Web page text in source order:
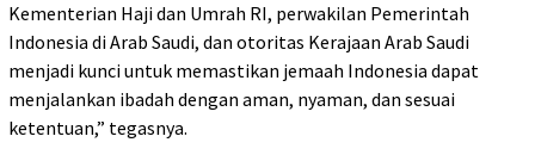
Kementerian Haji dan Umrah RI, perwakilan Pemerintah
Indonesia di Arab Saudi, dan otoritas Kerajaan Arab Saudi
menjadi kunci untuk memastikan jemaah Indonesia dapat
menjalankan ibadah dengan aman, nyaman, dan sesuai
ketentuan,” tegasnya.